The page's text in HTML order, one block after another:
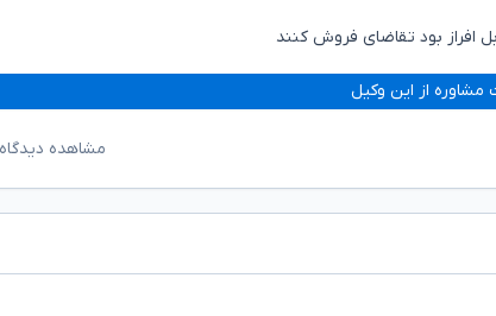
افراز بود تقاضای فروش کنند
مشاوره از این وکیل
مشاهده